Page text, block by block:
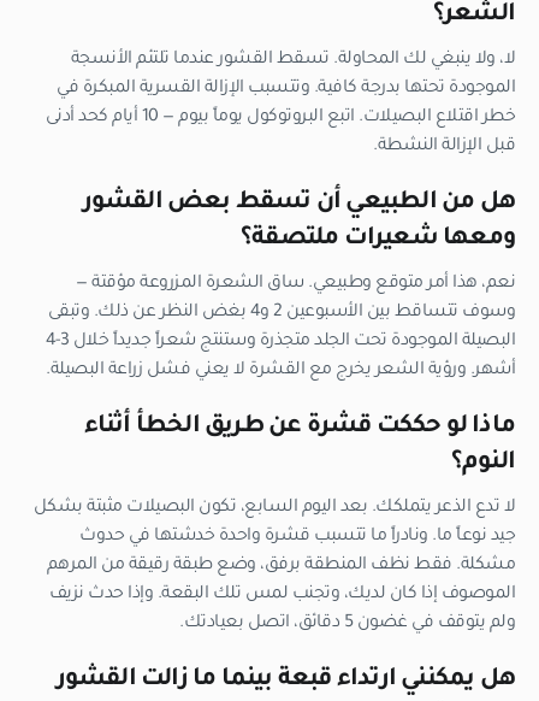
الشعر؟
لا، ولا ينبغي لك المحاولة. تسقط القشور عندما تلتئم الأنسجة
الموجودة تحتها بدرجة كافية. وتتسبب الإزالة القسرية المبكرة في
خطر اقتلاع البصيلات. اتبع البروتوكول يوماً بيوم — 10 أيام كحد أدنى
قبل الإزالة النشطة.
هل من الطبيعي أن تسقط بعض القشور
ومعها شعيرات ملتصقة؟
نعم، هذا أمر متوقع وطبيعي. ساق الشعرة المزروعة مؤقتة —
وسوف تتساقط بين الأسبوعين 2 و4 بغض النظر عن ذلك. وتبقى
البصيلة الموجودة تحت الجلد متجذرة وستنتج شعراً جديداً خلال 3-4
أشهر. ورؤية الشعر يخرج مع القشرة لا يعني فشل زراعة البصيلة.
ماذا لو حككت قشرة عن طريق الخطأ أثناء
النوم؟
لا تدع الذعر يتملكك. بعد اليوم السابع، تكون البصيلات مثبتة بشكل
جيد نوعاً ما. ونادراً ما تتسبب قشرة واحدة خدشتها في حدوث
مشكلة. فقط نظف المنطقة برفق، وضع طبقة رقيقة من المرهم
الموصوف إذا كان لديك، وتجنب لمس تلك البقعة. وإذا حدث نزيف
ولم يتوقف في غضون 5 دقائق، اتصل بعيادتك.
هل يمكنني ارتداء قبعة بينما ما زالت القشور